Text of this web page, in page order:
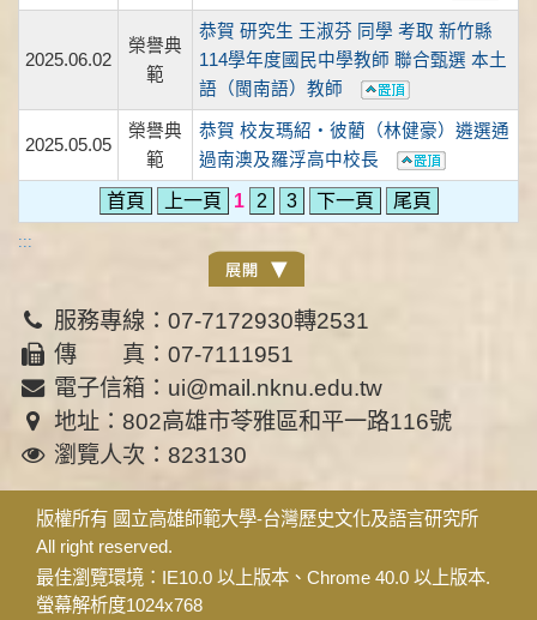
2025.06.02
榮譽典
範
恭賀 研究生 王淑芬 同學 考取 新竹縣
114學年度國民中學教師 聯合甄選 本土
語（閩南語）教師
2025.05.05
榮譽典
範
恭賀 校友瑪紹‧彼藺（林健豪）遴選通
過南澳及羅浮高中校長
首頁 上一頁 1 2 3 下一頁 尾頁
:::
服務專線：07-7172930轉2531
傳 真：07-7111951
電子信箱：ui@mail.nknu.edu.tw
地址：802高雄市苓雅區和平一路116號
瀏覽人次：823130
版權所有 國立高雄師範大學-台灣歷史文化及語言研究所
All right reserved.
最佳瀏覽環境：IE10.0 以上版本、Chrome 40.0 以上版本.
螢幕解析度1024x768